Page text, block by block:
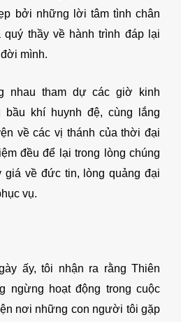
bởi những lời tâm tình chân
quý thầy về hành trình đáp lại
mình.
nhau tham dự các giờ kinh
bầu khí huynh đệ, cùng lắng
về các vị thánh của thời đại
đều để lại trong lòng chúng
giá về đức tin, lòng quảng đại
vụ.
ấy, tôi nhận ra rằng Thiên
ngừng hoạt động trong cuộc
nơi những con người tôi gặp